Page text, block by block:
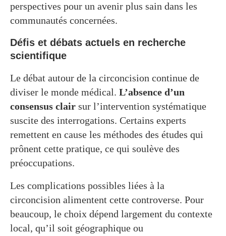
perspectives pour un avenir plus sain dans les
communautés concernées.
Défis et débats actuels en recherche
scientifique
Le débat autour de la circoncision continue de
diviser le monde médical. L’absence d’un
consensus clair sur l’intervention systématique
suscite des interrogations. Certains experts
remettent en cause les méthodes des études qui
prônent cette pratique, ce qui soulève des
préoccupations.
Les complications possibles liées à la
circoncision alimentent cette controverse. Pour
beaucoup, le choix dépend largement du contexte
local, qu’il soit géographique ou